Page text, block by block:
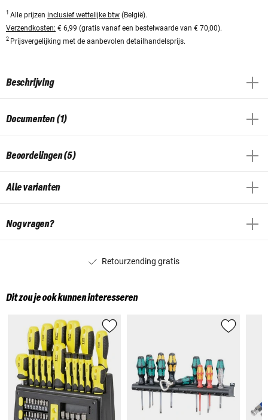
1 Alle prijzen inclusief wettelijke btw (België).
Verzendkosten: € 6,99 (gratis vanaf een bestelwaarde van € 70,00).
2 Prijsvergelijking met de aanbevolen detailhandelsprijs.
Beschrijving
Documenten (1)
Beoordelingen (5)
Alle varianten
Nog vragen?
Retourzending gratis
Dit zou je ook kunnen interesseren